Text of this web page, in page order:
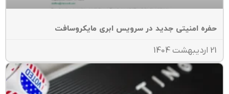
امنیتی جدید در سرویس‌ ابری مایکروسافت